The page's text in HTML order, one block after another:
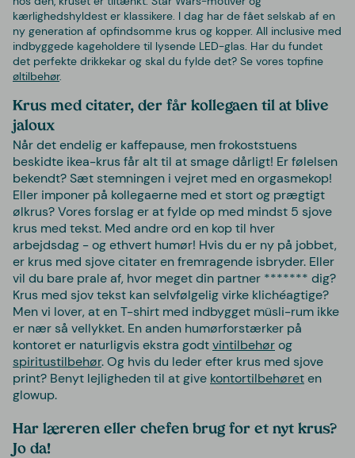
kærlighedshyldest er klassikere. I dag har de fået selskab af en
ny generation af opfindsomme krus og kopper. All inclusive med
indbyggede kageholdere til lysende LED-glas. Har du fundet
det perfekte drikkekar og skal du fylde det? Se vores topfine
øltilbehør.
Krus med citater, der får kollegaen til at blive
jaloux
Når det endelig er kaffepause, men frokoststuens
beskidte ikea-krus får alt til at smage dårligt! Er følelsen
bekendt? Sæt stemningen i vejret med en orgasmekop!
Eller imponer på kollegaerne med et stort og prægtigt
ølkrus? Vores forslag er at fylde op med mindst 5 sjove
krus med tekst. Med andre ord en kop til hver
arbejdsdag - og ethvert humør! Hvis du er ny på jobbet,
er krus med sjove citater en fremragende isbryder. Eller
vil du bare prale af, hvor meget din partner ******* dig?
Krus med sjov tekst kan selvfølgelig virke klichéagtige?
Men vi lover, at en T-shirt med indbygget müsli-rum ikke
er nær så vellykket. En anden humørforstærker på
kontoret er naturligvis ekstra godtvintilbehørog
spiritustilbehør. Og hvis du leder efter krus med sjove
print? Benyt lejligheden til at give kontortilbehøreten
glowup.
Har læreren eller chefen brug for et nyt krus?
Jo da!